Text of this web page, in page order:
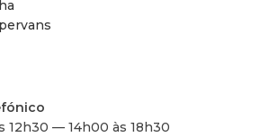
12h30 — 14h00 às 18h30